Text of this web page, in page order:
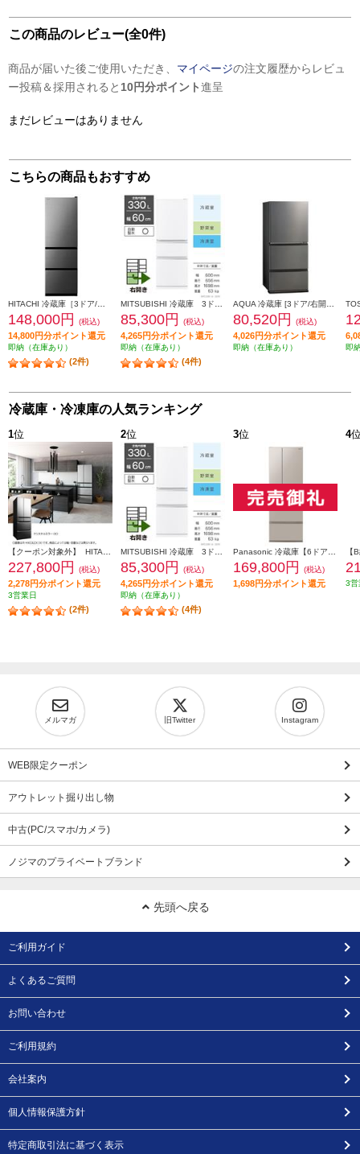
この商品のレビュー(全0件)
商品が届いた後ご使用いただき、 マイページの注文履歴からレビュ
ー投稿＆採用されると 10円分ポイント進呈
まだレビューはありません
こちらの商品もおすすめ
148,000円 (税込)
14,800円分ポイント還元
即納（在庫あり）
(2件)
85,300円 (税込)
4,265円分ポイント還元
即納（在庫あり）
(4件)
80,520円 (税込)
4,026円分ポイント還元
即納（在庫あり） 即
冷蔵庫・冷凍庫の人気ランキング
1位
227,800円 (税込)
2,278円分ポイント還元
3営業日
(2件)
2位
85,300円 (税込)
4,265円分ポイント還元
即納（在庫あり）
(4件)
3位
169,800円 (税込)
1,698円分ポイント還元
4
3営
メルマガ 旧Twitter Instagram
WEB限定クーポン
アウトレット掘り出し物
中古(PC/スマホ/カメラ)
ノジマのプライベートブランド
先頭へ戻る
ご利用ガイド
よくあるご質問
お問い合わせ
ご利用規約
会社案内
個人情報保護方針
特定商取引法に基づく表示